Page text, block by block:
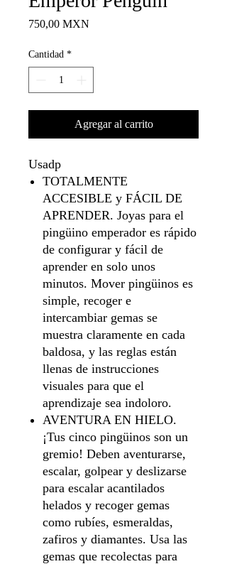
750,00 MXN
Cantidad *
Agregar al carrito
Usadp
TOTALMENTE
ACCESIBLE y FÁCIL DE
APRENDER. Joyas para el
pingüino emperador es rápido
de configurar y fácil de
aprender en solo unos
minutos. Mover pingüinos es
simple, recoger e
intercambiar gemas se
muestra claramente en cada
baldosa, y las reglas están
llenas de instrucciones
visuales para que el
aprendizaje sea indoloro.
AVENTURA EN HIELO.
¡Tus cinco pingüinos son un
gremio! Deben aventurarse,
escalar, golpear y deslizarse
para escalar acantilados
helados y recoger gemas
como rubíes, esmeraldas,
zafiros y diamantes. Usa las
gemas que recolectas para